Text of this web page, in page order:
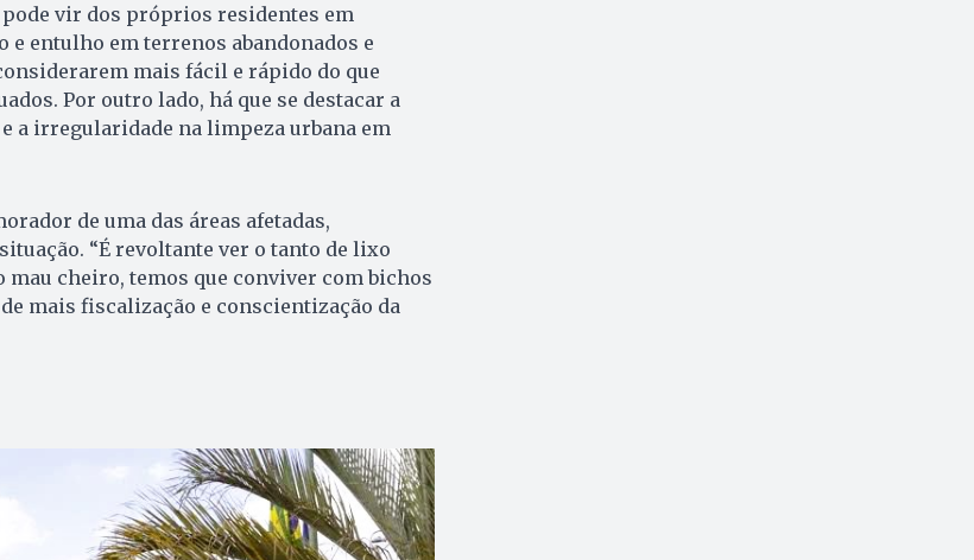
vir dos próprios residentes em
entulho em terrenos abandonados e
mais fácil e rápido do que
Por outro lado, há que se destacar a
a irregularidade na limpeza urbana em
de uma das áreas afetadas,
“É revoltante ver o tanto de lixo
mau cheiro, temos que conviver com bichos
mais fiscalização e conscientização da